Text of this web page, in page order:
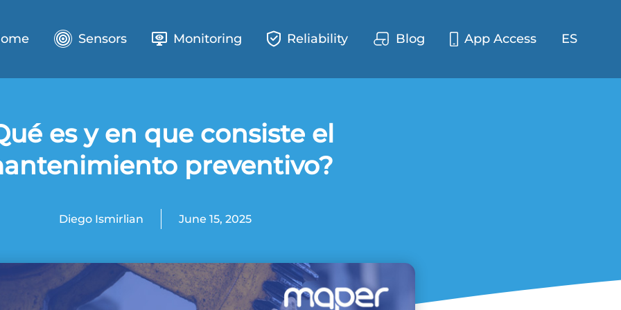
Sensors Monitoring Reliability Blog App Access ES
es y en que consiste el
preventivo?
Diego Ismirlian June 15, 2025